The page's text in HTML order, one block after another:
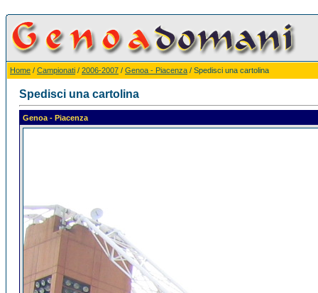
Home / Campionati / 2006-2007 / Genoa - Piacenza / Spedisci una cartolina
Spedisci una cartolina
Genoa - Piacenza